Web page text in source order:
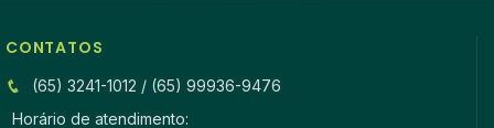
CONTATOS
(65) 3241-1012 / (65) 99936-9476
Horário de atendimento: